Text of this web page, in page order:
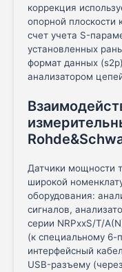
коррекция
опорной плоскости
счет учета S-
установленных
формат данных
анализатором
Датчики мощности
широкой
оборудования:
сигналов,
серии NRPxxS/T/
(к специальному 6-
интерфейсный
USB-разъему